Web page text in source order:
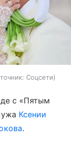
Соцсети
с «Пятым
Ксении
.